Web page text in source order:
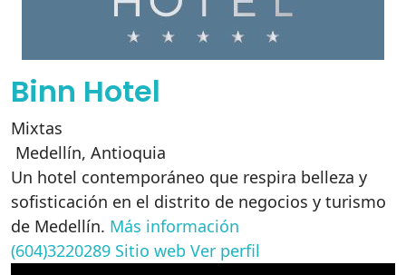
Binn Hotel
Mixtas
Medellín, Antioquia
Un hotel contemporáneo que respira belleza y
sofisticación en el distrito de negocios y turismo
de Medellín. Más información
(604)3220289 Sitio web Ver perfil